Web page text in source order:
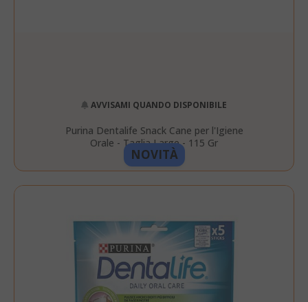
NOVITÀ
AVVISAMI QUANDO DISPONIBILE
Purina Dentalife Snack Cane per l'Igiene
Orale - Taglia Large - 115 Gr